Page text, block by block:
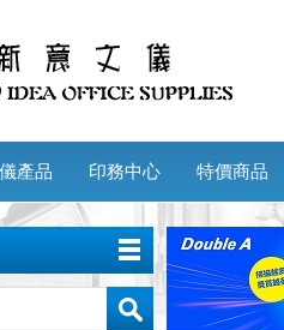
產品 印務中心 特價商品